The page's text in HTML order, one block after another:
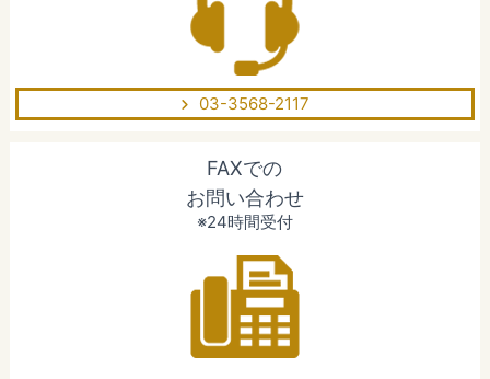
03-3568-2117
FAXでの
お問い合わせ
※24時間受付